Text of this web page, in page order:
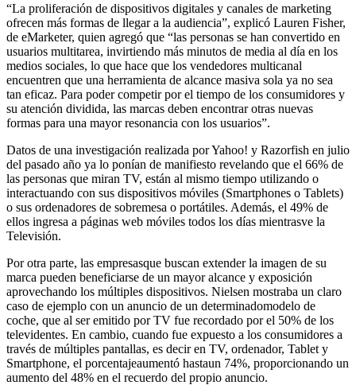
“La proliferación de dispositivos digitales y canales de marketing
ofrecen más formas de llegar a la audiencia”, explicó Lauren Fisher,
de eMarketer, quien agregó que “las personas se han convertido en
usuarios multitarea, invirtiendo más minutos de media al día en los
medios sociales, lo que hace que los vendedores multicanal
encuentren que una herramienta de alcance masiva sola ya no sea
tan eficaz. Para poder competir por el tiempo de los consumidores y
su atención dividida, las marcas deben encontrar otras nuevas
formas para una mayor resonancia con los usuarios”.
Datos de una investigación realizada por Yahoo! y Razorfish en julio
del pasado año ya lo ponían de manifiesto revelando que el 66% de
las personas que miran TV, están al mismo tiempo utilizando o
interactuando con sus dispositivos móviles (Smartphones o Tablets)
o sus ordenadores de sobremesa o portátiles. Además, el 49% de
ellos ingresa a páginas web móviles todos los días mientrasve la
Televisión.
Por otra parte, las empresasque buscan extender la imagen de su
marca pueden beneficiarse de un mayor alcance y exposición
aprovechando los múltiples dispositivos. Nielsen mostraba un claro
caso de ejemplo con un anuncio de un determinadomodelo de
coche, que al ser emitido por TV fue recordado por el 50% de los
televidentes. En cambio, cuando fue expuesto a los consumidores a
través de múltiples pantallas, es decir en TV, ordenador, Tablet y
Smartphone, el porcentajeaumentó hastaun 74%, proporcionando un
aumento del 48% en el recuerdo del propio anuncio.